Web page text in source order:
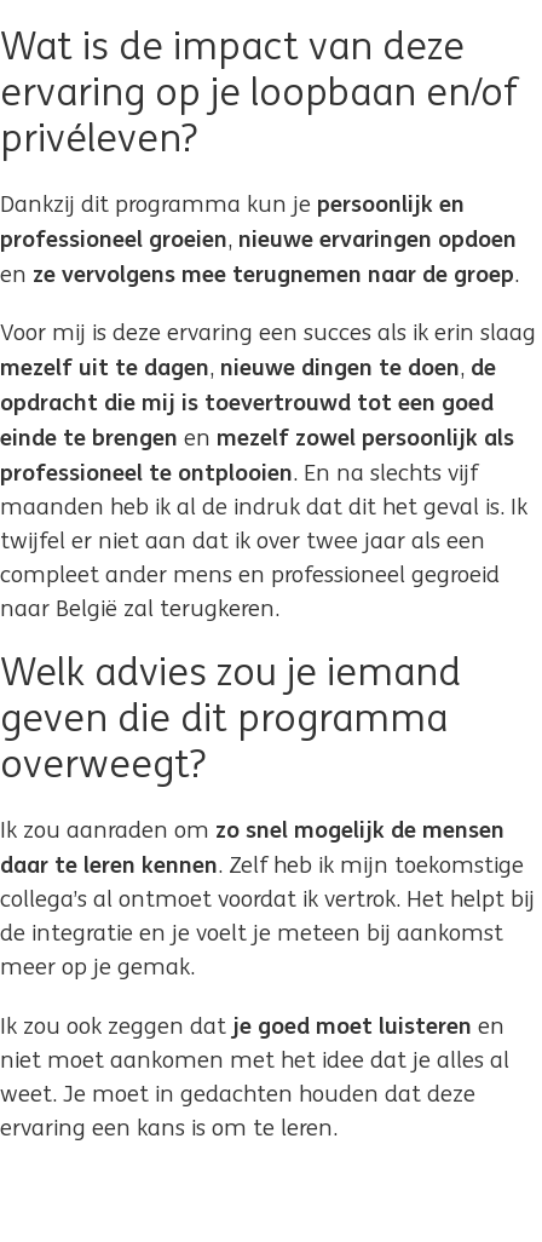
Wat is de impact van deze
ervaring op je loopbaan en/of
privéleven?
Dankzij dit programma kun je persoonlijk en
professioneel groeien, nieuwe ervaringen opdoen
en ze vervolgens mee terugnemen naar de groep.
Voor mij is deze ervaring een succes als ik erin slaag
mezelf uit te dagen, nieuwe dingen te doen, de
opdracht die mij is toevertrouwd tot een goed
einde te brengen en mezelf zowel persoonlijk als
professioneel te ontplooien. En na slechts vijf
maanden heb ik al de indruk dat dit het geval is. Ik
twijfel er niet aan dat ik over twee jaar als een
compleet ander mens en professioneel gegroeid
naar België zal terugkeren.
Welk advies zou je iemand
geven die dit programma
overweegt?
Ik zou aanraden om zo snel mogelijk de mensen
daar te leren kennen. Zelf heb ik mijn toekomstige
collega’s al ontmoet voordat ik vertrok. Het helpt bij
de integratie en je voelt je meteen bij aankomst
meer op je gemak.
Ik zou ook zeggen dat je goed moet luisteren en
niet moet aankomen met het idee dat je alles al
weet. Je moet in gedachten houden dat deze
ervaring een kans is om te leren.